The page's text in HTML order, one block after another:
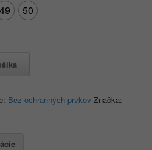
49 50
Bez ochranných prvkov Značka: